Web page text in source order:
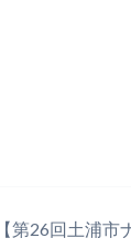
【第26回土浦市